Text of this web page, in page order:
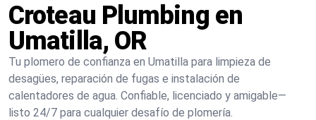
Croteau Plumbing en
Umatilla, OR
Tu plomero de confianza en Umatilla para limpieza de
desagües, reparación de fugas e instalación de
calentadores de agua. Confiable, licenciado y amigable—
listo 24/7 para cualquier desafío de plomería.